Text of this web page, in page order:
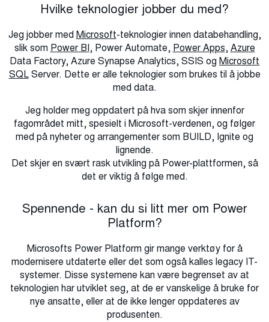
Hvilke teknologier jobber du med?
Jeg jobber med Microsoft-teknologier innen databehandling,
slik som Power BI, Power Automate, Power Apps,Azure
Data Factory, Azure Synapse Analytics, SSIS og Microsoft
SQLServer. Dette er alle teknologier som brukes til å jobbe
med data.
Jeg holder meg oppdatert på hva som skjer innenfor
fagområdet mitt, spesielt i Microsoft-verdenen, og følger
med på nyheter og arrangementer som BUILD, Ignite og
lignende.
Det skjer en svært rask utvikling på Power-plattformen, så
det er viktig å følge med.
Spennende - kan du si litt mer om Power
Platform?
Microsofts Power Platform gir mange verktøy for å
modernisere utdaterte eller det som også kalles legacy IT-
systemer. Disse systemene kan være begrenset av at
teknologien har utviklet seg, at de er vanskelige å bruke for
nye ansatte, eller at de ikke lenger oppdateres av
produsenten.